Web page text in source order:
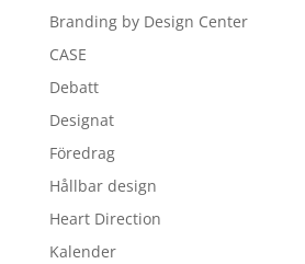
Branding by Design Center
CASE
Debatt
Designat
Föredrag
Hållbar design
Heart Direction
Kalender